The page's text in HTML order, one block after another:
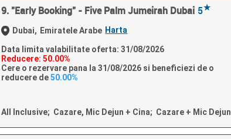
9. "Early Booking" - Five Palm Jumeirah Dubai 5★
Dubai, Emiratele Arabe Harta
Data limita valabilitate oferta: 31/08/2026
Reducere: 50.00%
Cere o rezervare pana la 31/08/2026 si beneficiezi de o
reducere de50.00%
All Inclusive; Cazare, Mic Dejun + Cina; Cazare + Mic Dejun